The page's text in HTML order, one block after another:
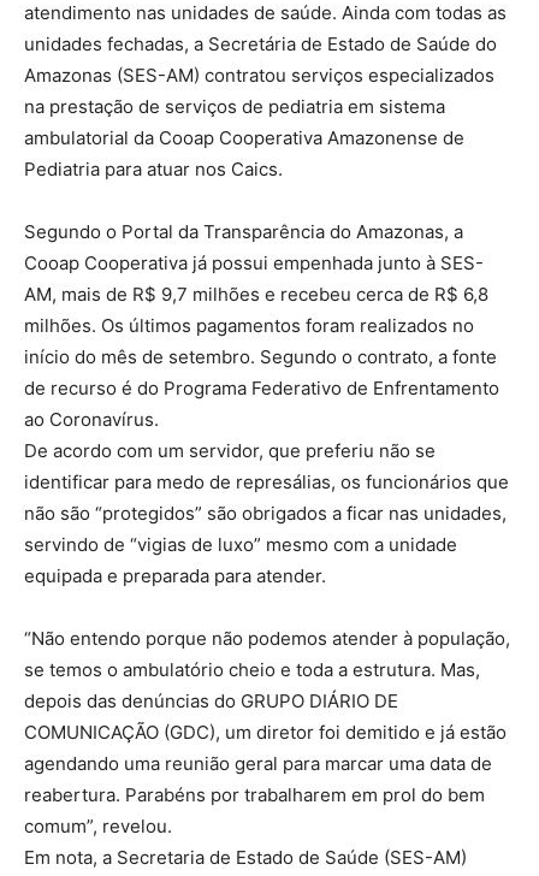
atendimento nas unidades de saúde. Ainda com todas as
unidades fechadas, a Secretária de Estado de Saúde do
Amazonas (SES-AM) contratou serviços especializados
na prestação de serviços de pediatria em sistema
ambulatorial da Cooap Cooperativa Amazonense de
Pediatria para atuar nos Caics.
Segundo o Portal da Transparência do Amazonas, a
Cooap Cooperativa já possui empenhada junto à SES-
AM, mais de R$ 9,7 milhões e recebeu cerca de R$ 6,8
milhões. Os últimos pagamentos foram realizados no
início do mês de setembro. Segundo o contrato, a fonte
de recurso é do Programa Federativo de Enfrentamento
ao Coronavírus.
De acordo com um servidor, que preferiu não se
identificar para medo de represálias, os funcionários que
não são “protegidos” são obrigados a ficar nas unidades,
servindo de “vigias de luxo” mesmo com a unidade
equipada e preparada para atender.
“Não entendo porque não podemos atender à população,
se temos o ambulatório cheio e toda a estrutura. Mas,
depois das denúncias do GRUPO DIÁRIO DE
COMUNICAÇÃO (GDC), um diretor foi demitido e já estão
agendando uma reunião geral para marcar uma data de
reabertura. Parabéns por trabalharem em prol do bem
comum”, revelou.
Em nota, a Secretaria de Estado de Saúde (SES-AM)